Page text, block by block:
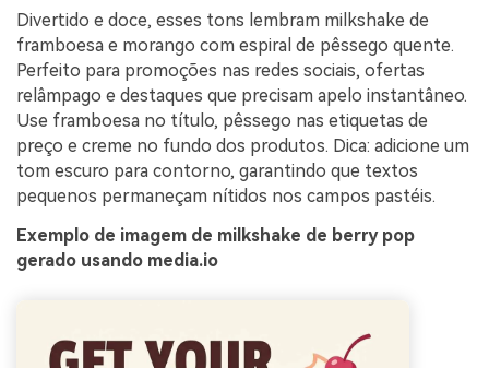
Divertido e doce, esses tons lembram milkshake de
framboesa e morango com espiral de pêssego quente.
Perfeito para promoções nas redes sociais, ofertas
relâmpago e destaques que precisam apelo instantâneo.
Use framboesa no título, pêssego nas etiquetas de
preço e creme no fundo dos produtos. Dica: adicione um
tom escuro para contorno, garantindo que textos
pequenos permaneçam nítidos nos campos pastéis.
Exemplo de imagem de milkshake de berry pop
gerado usando media.io